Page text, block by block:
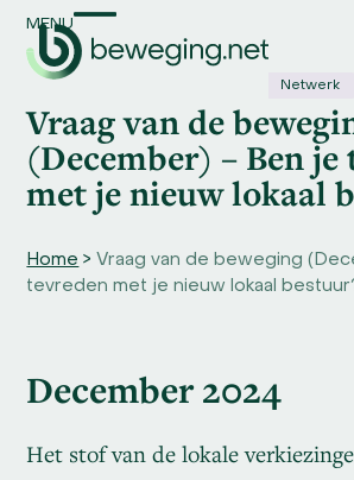
content
MENU
Open
menu
Close
menu
Netwerk
Vraag van de
(December) – Ben je
met je nieuw lokaal
Home > Vraag van de beweging
tevreden met je nieuw lokaal
December 2024
Het stof van de lokale